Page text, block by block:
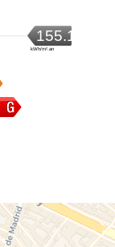
155.1
kWh/m².an